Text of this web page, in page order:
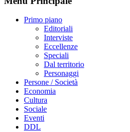
Primo piano
Editoriali
Interviste
Eccellenze
Speciali
Dal territorio
Personaggi
Persone / Società
Economia
Cultura
Sociale
Eventi
DDL